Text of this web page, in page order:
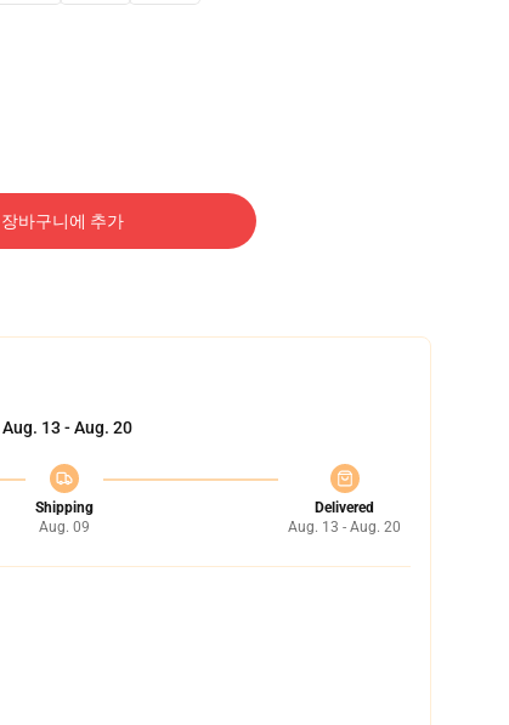
장바구니에 추가
Aug. 13 - Aug. 20
Shipping
Aug. 09
Delivered
Aug. 13 - Aug. 20